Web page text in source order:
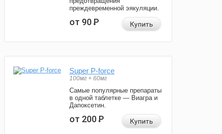
преждевременной эякуляции.
от 90Р Купить
Super P-force
100мг + 60мг
Самые популярные препараты
в одной таблетке — Виагра и
Дапоксетин.
от 200Р Купить